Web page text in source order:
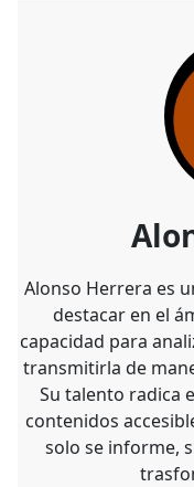
Alonso Herrera es
destacar en el
capacidad para
transmitirla de
Su talento radica
contenidos
solo se informe,